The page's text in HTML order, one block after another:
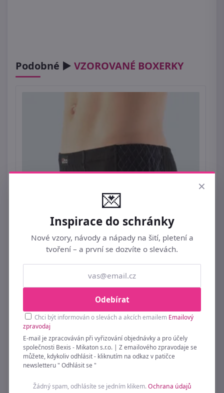
Podobné ► VZOROVANÉ BOXERKY
Boxerky s delší nohavičkou
259 Kč
×
💌
Inspirace do schránky
Nové vzory, návody a nápady na šití, pletení a
tvoření – a první se dozvíte o slevách.
Odebírat
Chci být informován o slevách a akcích emailem Emailový
zpravodaj
E-mail je zpracováván při vyřizování objednávky a pro účely
společnosti Bexis - Mikaton s.r.o. | Z emailového zpravodaje se
můžete, kdykoliv odhlásit - kliknutím na odkaz v patičce
newsletteru " Odhlásit se "
Žádný spam, odhlásíte se jedním klikem.Ochrana údajů